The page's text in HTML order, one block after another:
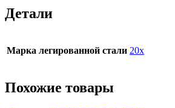
Детали
Марка легированной стали 20х
Похожие товары